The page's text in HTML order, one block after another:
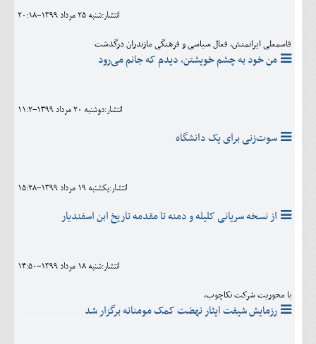
انتشار:شنبه 25 مرداد 1399-20:18
قاسمعلی ایرانمنش، فعال سیاسی و فرهنگی مازندران درگذشت
من خود به چشم خویشتن، دیدم که جانم می‌رود
انتشار:دوشنبه 20 مرداد 1399-11:2
سوت‌زنی برای یک دانشگاه
انتشار:يکشنبه 19 مرداد 1399-15:28
از نسخه سریانی کلیله و دمنه تا مقدمه تاریخ ابن اسفندیار
انتشار:شنبه 18 مرداد 1399-14:50
با محوریت شرکت نکاچوب،
رزمایش شیفت ایثار نهضت کمک مومنانه برگزار شد